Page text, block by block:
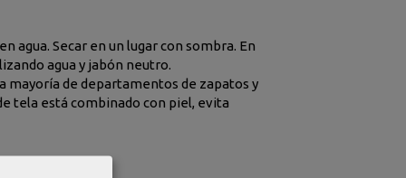
agua. Secar en un lugar con sombra. En
agua y jabón neutro.
mayoría de departamentos de zapatos y
tela está combinado con piel, evita